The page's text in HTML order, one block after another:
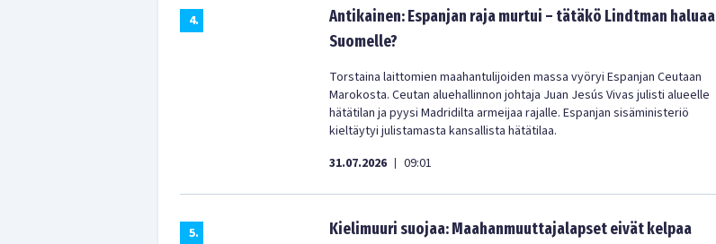
4.
Antikainen: Espanjan raja murtui – tätäkö Lindtman haluaa
Suomelle?
Torstaina laittomien maahantulijoiden massa vyöryi Espanjan Ceutaan
Marokosta. Ceutan aluehallinnon johtaja Juan Jesús Vivas julisti alueelle
hätätilan ja pyysi Madridilta armeijaa rajalle. Espanjan sisäministeriö
kieltäytyi julistamasta kansallista hätätilaa.
31.07.2026 | 09:01
5.
Kielimuuri suojaa: Maahanmuuttajalapset eivät kelpaa